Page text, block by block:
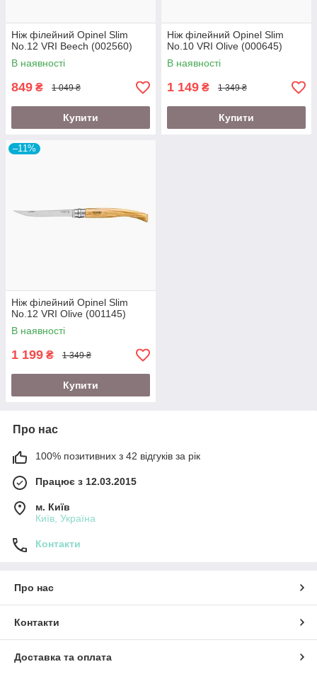
Ніж філейний Opinel Slim
No.12 VRI Beech (002560)
В наявності
849 ₴ 1 049 ₴
Купити
Ніж філейний Opinel Slim
No.10 VRI Olive (000645)
В наявності
1 149 ₴ 1 349 ₴
Купити
–11%
Ніж філейний Opinel Slim
No.12 VRI Olive (001145)
В наявності
1 199 ₴ 1 349 ₴
Купити
Про нас
100% позитивних з 42 відгуків за рік
Працює з 12.03.2015
м. Київ
Київ, Україна
Контакти
Про нас
Контакти
Доставка та оплата